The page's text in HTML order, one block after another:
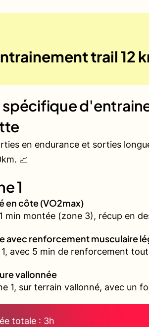
trail 12
spécifique
en endurance et sorties
📈
1
en côte (VO2max)
min montée (zone 3), récup en
avec renforcement musculaire
1, avec 5 min de renforcement
vallonnée
1, sur terrain vallonné, avec un
totale : 3h